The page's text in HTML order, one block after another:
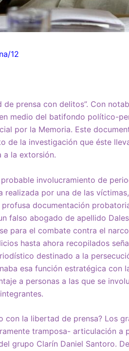
12
prensa con delitos”. Con
medio del batifondo político-
por la Memoria. Este
de la investigación que éste
a la extorsión.
involucramiento de
realizada por una de las
documentación
falso abogado de apellido
para el combate contra el
hasta ahora recopilados
destinado a la
esa función estratégica con
a personas a las que se
con la libertad de prensa? Los
tramposa- articulación
grupo Clarín Daniel Santoro.